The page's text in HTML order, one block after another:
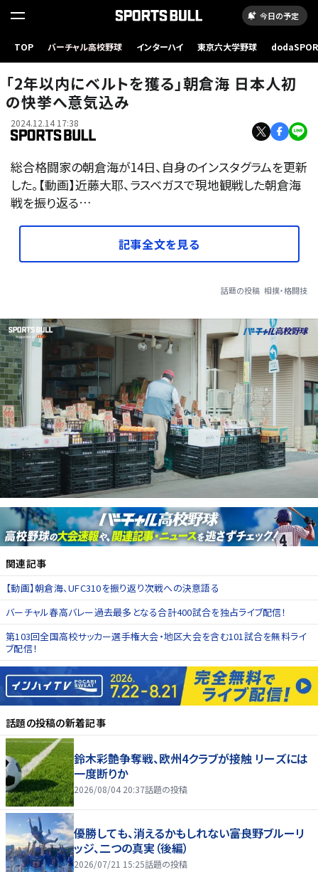
今日の予定
TOP バーチャル高校野球 インターハイ 東京六大学野球
「2年以内にベルトを獲る」朝倉海 日本人初
の快挙へ意気込み
2024.12.14 17:38
総合格闘家の朝倉海が14日、自身のインスタグラムを更新
した。【動画】近藤大耶、ラスベガスで現地観戦した朝倉海
戦を振り返る…
記事全文を見る
話題の投稿 相撲・格闘技
関連記事
【動画】朝倉海、UFC310を振り返り次戦への決意語る
バーチャル春高バレー過去最多となる合計400試合を独占ライブ配信！
第103回全国高校サッカー選手権大会・地区大会を含む101試合を無料ライ
ブ配信！
話題の投稿の新着記事
鈴木彩艶争奪戦、欧州4クラブが接触 リーズには
一度断りか
2026/08/04 20:37話題の投稿
優勝しても、消えるかもしれない――富良野ブルーリ
ッジ、二つの真実（後編）
2026/07/21 15:25話題の投稿